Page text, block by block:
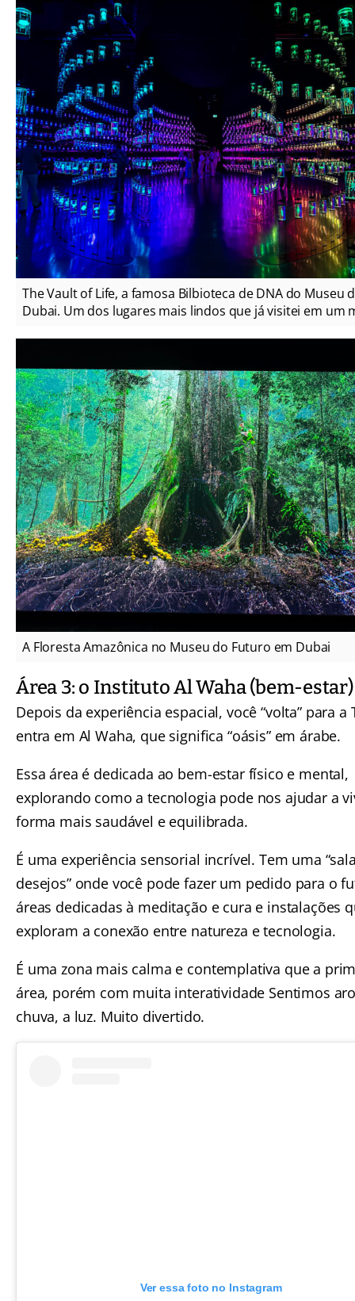
The Vault of Life, a famosa Bilbioteca de DNA do Museu
Dubai. Um dos lugares mais lindos que já visitei em um
A Floresta Amazônica no Museu do Futuro em Dubai
Área 3: o Instituto Al Waha (bem-estar)
Depois da experiência espacial, você “volta” para a
entra em Al Waha, que significa “oásis” em árabe.
Essa área é dedicada ao bem-estar físico e mental,
explorando como a tecnologia pode nos ajudar a
forma mais saudável e equilibrada.
É uma experiência sensorial incrível. Tem uma
desejos” onde você pode fazer um pedido para o
áreas dedicadas à meditação e cura e instalações
exploram a conexão entre natureza e tecnologia.
É uma zona mais calma e contemplativa que a
área, porém com muita interatividade Sentimos
chuva, a luz. Muito divertido.
Ver essa foto no Instagram